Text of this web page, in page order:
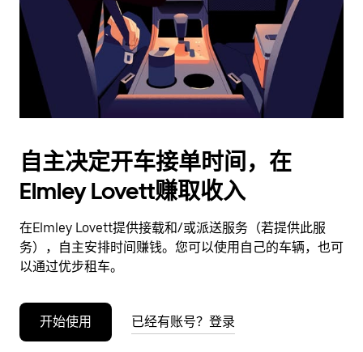
期。
按
退
闭
日
历。
自主决定开车接单时间，在
Elmley Lovett赚取收入
在Elmley Lovett提供接载和/或派送服务（若提供此服
务），自主安排时间赚钱。您可以使用自己的车辆，也可
以通过优步租车。
开始使用 已经有账号？登录